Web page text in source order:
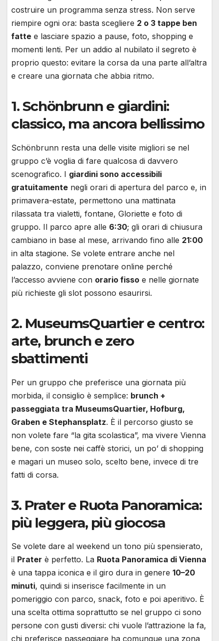
costruire un programma senza stress. Non serve
riempire ogni ora: basta scegliere 2 o 3 tappe ben
fatte e lasciare spazio a pause, foto, shopping e
momenti lenti. Per un addio al nubilato il segreto è
proprio questo: evitare la corsa da una parte all’altra
e creare una giornata che abbia ritmo.
1. Schönbrunn e giardini:
classico, ma ancora bellissimo
Schönbrunn resta una delle visite migliori se nel
gruppo c’è voglia di fare qualcosa di davvero
scenografico. I giardini sono accessibili
gratuitamente negli orari di apertura del parco e, in
primavera-estate, permettono una mattinata
rilassata tra vialetti, fontane, Gloriette e foto di
gruppo. Il parco apre alle 6:30; gli orari di chiusura
cambiano in base al mese, arrivando fino alle 21:00
in alta stagione. Se volete entrare anche nel
palazzo, conviene prenotare online perché
l’accesso avviene con orario fisso e nelle giornate
più richieste gli slot possono esaurirsi.
2. MuseumsQuartier e centro:
arte, brunch e zero
sbattimenti
Per un gruppo che preferisce una giornata più
morbida, il consiglio è semplice: brunch +
passeggiata tra MuseumsQuartier, Hofburg,
Graben e Stephansplatz. È il percorso giusto se
non volete fare “la gita scolastica”, ma vivere Vienna
bene, con soste nei caffè storici, un po’ di shopping
e magari un museo solo, scelto bene, invece di tre
fatti di corsa.
3. Prater e Ruota Panoramica:
più leggera, più giocosa
Se volete dare al weekend un tono più spensierato,
il Prater è perfetto. La Ruota Panoramica di Vienna
è una tappa iconica e il giro dura in genere 10–20
minuti, quindi si inserisce facilmente in un
pomeriggio con parco, snack, foto e poi aperitivo. È
una scelta ottima soprattutto se nel gruppo ci sono
persone con gusti diversi: chi vuole l’attrazione la fa,
chi preferisce passeggiare ha comunque una zona